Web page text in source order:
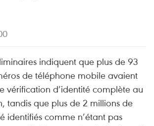
indiquent que plus de 93
de téléphone mobile avaient
vérification d’identité complète au
tandis que plus de 2 millions de
identifiés comme n’étant pas